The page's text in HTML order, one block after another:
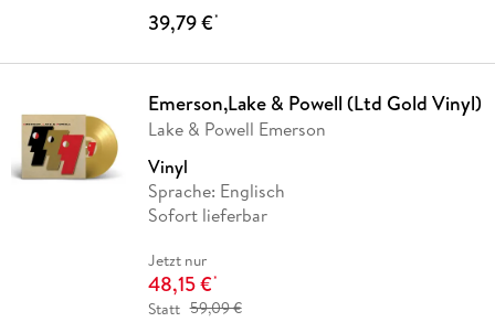
39,79 €*
Emerson,Lake & Powell (Ltd Gold Vinyl)
Lake & Powell Emerson
Vinyl
Sprache: Englisch
Sofort lieferbar
Jetzt nur
48,15 €*
Statt 59,09 €